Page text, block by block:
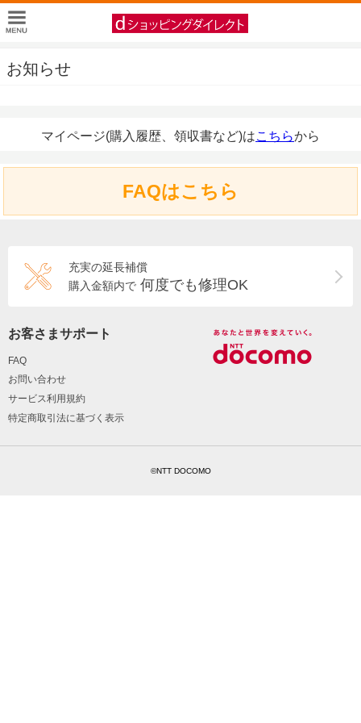
お知らせ
マイページ(購入履歴、領収書など)はこちらから
FAQはこちら
充実の延長補償
購入金額内で 何度でも修理OK
お客さまサポート
FAQ
お問い合わせ
サービス利用規約
特定商取引法に基づく表示
©NTT DOCOMO